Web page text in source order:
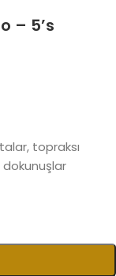
– 5’s
topraksı